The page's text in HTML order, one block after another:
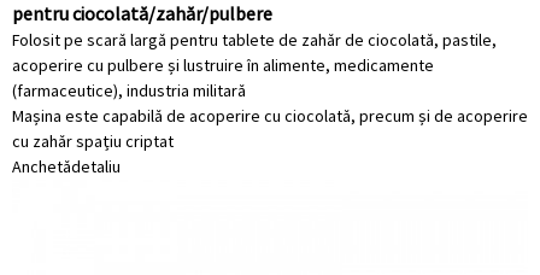
pentru ciocolată/zahăr/pulbere
Folosit pe scară largă pentru tablete de zahăr de ciocolată, pastile,
acoperire cu pulbere și lustruire în alimente, medicamente
(farmaceutice), industria militară
Mașina este capabilă de acoperire cu ciocolată, precum și de acoperire
cu zahăr spațiu criptat
Anchetădetaliu